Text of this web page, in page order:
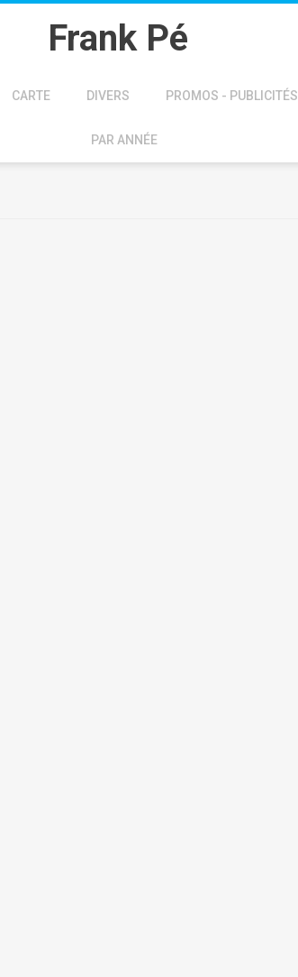
Frank Pé
CARTE DIVERS PROMOS - PUBLICITÉS
PAR ANNÉE